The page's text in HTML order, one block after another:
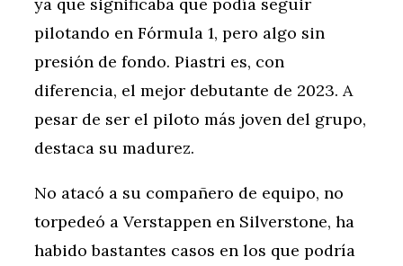
ya que significaba que podía seguir
pilotando en Fórmula 1, pero algo sin
presión de fondo. Piastri es, con
diferencia, el mejor debutante de 2023. A
pesar de ser el piloto más joven del grupo,
destaca su madurez.
No atacó a su compañero de equipo, no
torpedeó a Verstappen en Silverstone, ha
habido bastantes casos en los que podría